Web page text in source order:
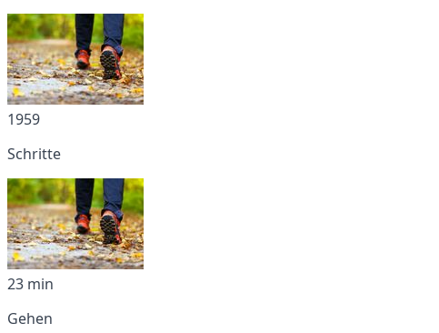
1959
Schritte
23 min
Gehen